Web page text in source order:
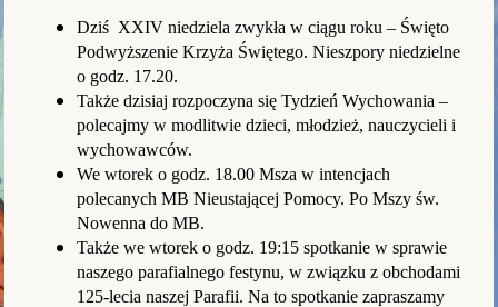
Dziś XXIV niedziela zwykła w ciągu roku – Święto
Podwyższenie Krzyża Świętego. Nieszpory niedzielne
o godz. 17.20.
Także dzisiaj rozpoczyna się Tydzień Wychowania –
polecajmy w modlitwie dzieci, młodzież, nauczycieli i
wychowawców.
We wtorek o godz. 18.00 Msza w intencjach
polecanych MB Nieustającej Pomocy. Po Mszy św.
Nowenna do MB.
Także we wtorek o godz. 19:15 spotkanie w sprawie
naszego parafialnego festynu,w związku z obchodami
125-lecia naszej Parafii. Na to spotkanie zapraszamy